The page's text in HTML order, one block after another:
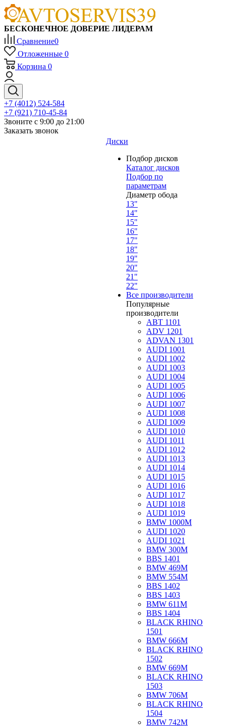
БЕСКОНЕЧНОЕ ДОВЕРИЕ ЛИДЕРАМ
Сравнение0
Отложенные 0
Корзина 0
+7 (4012) 524-584
+7 (921) 710-45-84
Звоните с 9:00 до 21:00
Заказать звонок
Диски
Подбор дисков
Каталог дисков
Подбор по
параметрам
Диаметр обода
13"
14"
15"
16"
17"
18"
19"
20"
21"
22"
Все производители
Популярные
производители
ABT 1101
ADV 1201
ADVAN 1301
AUDI 1001
AUDI 1002
AUDI 1003
AUDI 1004
AUDI 1005
AUDI 1006
AUDI 1007
AUDI 1008
AUDI 1009
AUDI 1010
AUDI 1011
AUDI 1012
AUDI 1013
AUDI 1014
AUDI 1015
AUDI 1016
AUDI 1017
AUDI 1018
AUDI 1019
BMW 1000M
AUDI 1020
AUDI 1021
BMW 300M
BBS 1401
BMW 469M
BMW 554M
BBS 1402
BBS 1403
BMW 611M
BBS 1404
BLACK RHINO
1501
BMW 666M
BLACK RHINO
1502
BMW 669M
BLACK RHINO
1503
BMW 706M
BLACK RHINO
1504
BMW 742M